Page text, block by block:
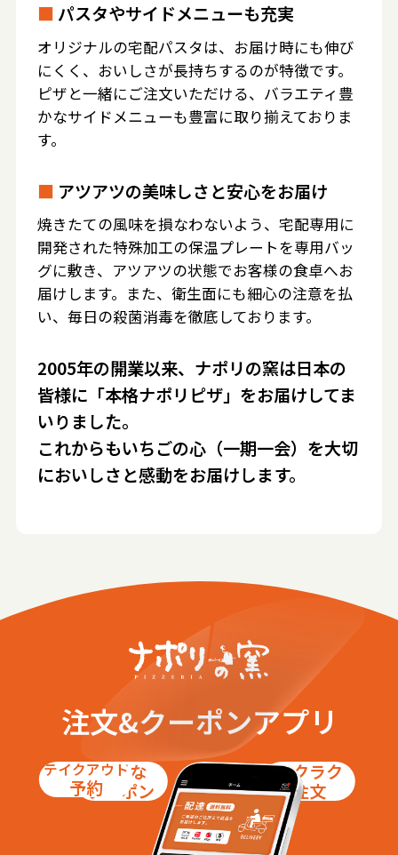
■ パスタやサイドメニューも充実
オリジナルの宅配パスタは、お届け時にも伸び
にくく、おいしさが長持ちするのが特徴です。
ピザと一緒にご注文いただける、バラエティ豊
かなサイドメニューも豊富に取り揃えておりま
す。
■ アツアツの美味しさと安心をお届け
焼きたての風味を損なわないよう、宅配専用に
開発された特殊加工の保温プレートを専用バッ
グに敷き、アツアツの状態でお客様の食卓へお
届けします。また、衛生面にも細心の注意を払
い、毎日の殺菌消毒を徹底しております。
2005年の開業以来、ナポリの窯は日本の
皆様に「本格ナポリピザ」をお届けしてま
いりました。
これからもいちごの心（一期一会）を大切
においしさと感動をお届けします。
注文&クーポンアプリ
お得な
クーポン
テイクアウト
予約
ラクラク
注文